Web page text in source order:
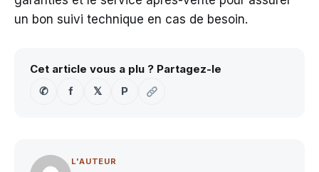
un bon suivi technique en cas de besoin.
Cet article vous a plu ? Partagez-le
✆
f 𝕏 P
L'AUTEUR